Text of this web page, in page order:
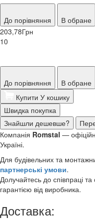
До порівняння
В обране
203,78Грн
10
До порівняння
В обране
Купити У кошику
Швидка покупка
Знайшли дешевше?
Компанія Romstal —
Україні.
Для будівельних та
партнерські умови.
Долучайтесь до співпраці
гарантією від виробника.
Доставка: